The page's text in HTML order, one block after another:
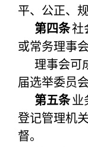
平、公正、
第四条社
或常务理事
理事会可
届选举委员
第五条业
登记管理机
督。